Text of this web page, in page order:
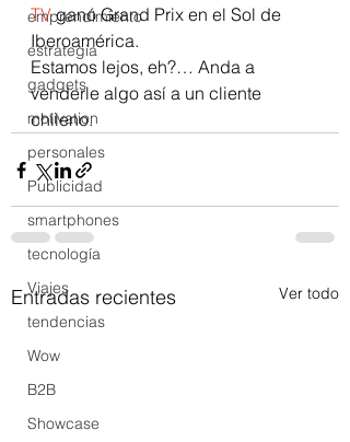
emprendimiento
estrategia
gadgets
motivation
personales
Publicidad
smartphones
tecnología
Viajes
tendencias
Wow
B2B
Showcase
TV ganó Grand Prix en el Sol de
Iberoamérica.
Estamos lejos, eh?… Anda a
venderle algo así a un cliente
chileno.
Entradas recientes Ver todo